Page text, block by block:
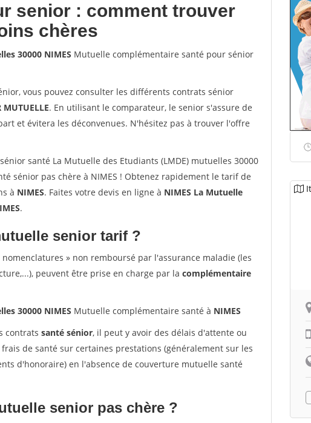
senior : comment trouver
chères
30000 NIMES Mutuelle complémentaire santé pour sénior
vous pouvez consulter les différents contrats sénior
MUTUELLE. En utilisant le comparateur, le senior s'assure de
et évitera les déconvenues. N'hésitez pas à trouver l'offre
santé La Mutuelle des Etudiants (LMDE) mutuelles 30000
sénior pas chère à NIMES ! Obtenez rapidement le tarif de
à NIMES. Faites votre devis en ligne à NIMES La Mutuelle
.
senior tarif ?
» non remboursé par l'assurance maladie (les
peuvent être prise en charge par la complémentaire
30000 NIMES Mutuelle complémentaire santé à NIMES
contrats santé sénior, il peut y avoir des délais d'attente ou
de santé sur certaines prestations (généralement sur les
d'honoraire) en l'absence de couverture mutuelle santé
senior pas chère ?